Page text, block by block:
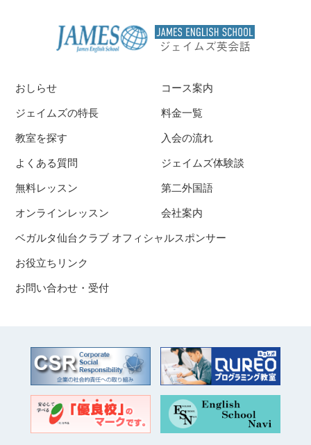
おしらせ
ジェイムズの特長
教室を探す
コース案内
料金一覧
入会の流れ
よくある質問
無料レッスン
オンラインレッスン
ジェイムズ体験談
第二外国語
会社案内
ベガルタ仙台クラブ オフィシャルスポンサー
お役立ちリンク
お問い合わせ・受付